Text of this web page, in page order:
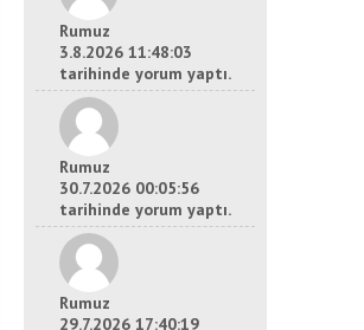
Rumuz
3.8.2026 11:48:03
tarihinde yorum yaptı.
Rumuz
30.7.2026 00:05:56
tarihinde yorum yaptı.
Rumuz
29.7.2026 17:40:19